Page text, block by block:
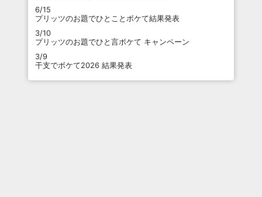
6/15
プリッツのお題でひとことボケて結果発表
3/10
プリッツのお題でひと言ボケて キャンペーン
3/9
干支でボケて2026 結果発表